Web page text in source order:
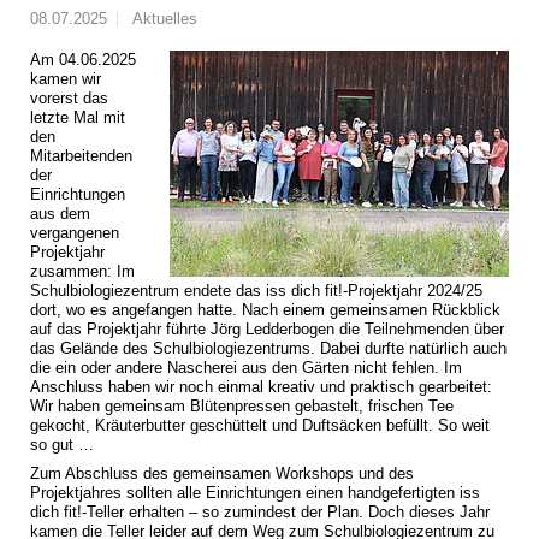
08.07.2025 Aktuelles
Am 04.06.2025
kamen wir
vorerst das
letzte Mal mit
den
Mitarbeitenden
der
Einrichtungen
aus dem
vergangenen
Projektjahr
zusammen: Im
Schulbiologiezentrum endete das iss dich fit!-Projektjahr 2024/25
dort, wo es angefangen hatte. Nach einem gemeinsamen Rückblick
auf das Projektjahr führte Jörg Ledderbogen die Teilnehmenden über
das Gelände des Schulbiologiezentrums. Dabei durfte natürlich auch
die ein oder andere Nascherei aus den Gärten nicht fehlen. Im
Anschluss haben wir noch einmal kreativ und praktisch gearbeitet:
Wir haben gemeinsam Blütenpressen gebastelt, frischen Tee
gekocht, Kräuterbutter geschüttelt und Duftsäcken befüllt. So weit
so gut …
Zum Abschluss des gemeinsamen Workshops und des
Projektjahres sollten alle Einrichtungen einen handgefertigten iss
dich fit!-Teller erhalten – so zumindest der Plan. Doch dieses Jahr
kamen die Teller leider auf dem Weg zum Schulbiologiezentrum zu